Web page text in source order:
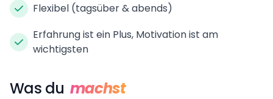
Flexibel (tagsüber & abends)
Erfahrung ist ein Plus, Motivation ist am
wichtigsten
Was du machst